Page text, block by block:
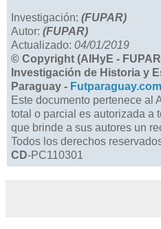
Investigación: (FUPAR)
Autor: (FUPAR)
Actualizado: 04/01/2019
© Copyright (AIHyE -
Investigación de Historia y
Paraguay - Futparaguay.com
Este documento pertenece al
total o parcial es autorizada a
que brinde a sus autores un
Todos los derechos
CD-PC110301